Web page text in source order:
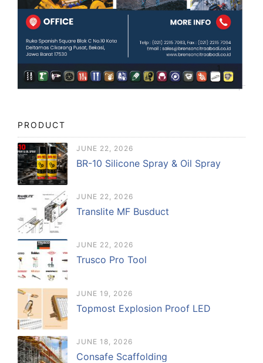
PRODUCT
JUNE 22, 2026
BR-10 Silicone Spray & Oil Spray
JUNE 22, 2026
Translite MF Busduct
JUNE 22, 2026
Trusco Pro Tool
JUNE 19, 2026
Topmost Explosion Proof LED
JUNE 18, 2026
Consafe Scaffolding